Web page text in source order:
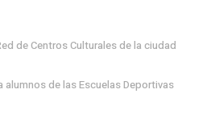
de Centros Culturales de la ciudad
de las Escuelas Deportivas